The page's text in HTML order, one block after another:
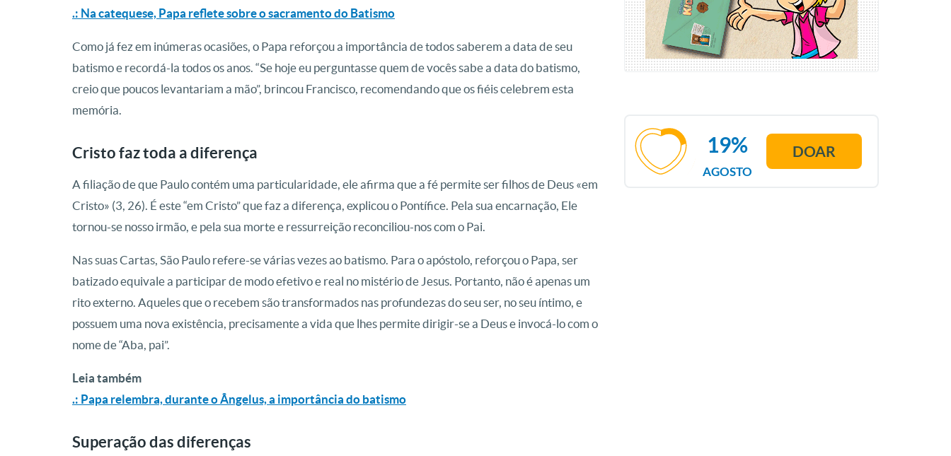
.: Na catequese, Papa reflete sobre o sacramento do Batismo
Como já fez em inúmeras ocasiões, o Papa reforçou a importância de todos saberem a data de seu
batismo e recordá-la todos os anos. “Se hoje eu perguntasse quem de vocês sabe a data do batismo,
creio que poucos levantariam a mão”, brincou Francisco, recomendando que os fiéis celebrem esta
memória.
Cristo faz toda a diferença
A filiação de que Paulo contém uma particularidade, ele afirma que a fé permite ser filhos de Deus «em
Cristo» (3, 26). É este “em Cristo” que faz a diferença, explicou o Pontífice. Pela sua encarnação, Ele
tornou-se nosso irmão, e pela sua morte e ressurreição reconciliou-nos com o Pai.
Nas suas Cartas, São Paulo refere-se várias vezes ao batismo. Para o apóstolo, reforçou o Papa, ser
batizado equivale a participar de modo efetivo e real no mistério de Jesus. Portanto, não é apenas um
rito externo. Aqueles que o recebem são transformados nas profundezas do seu ser, no seu íntimo, e
possuem uma nova existência, precisamente a vida que lhes permite dirigir-se a Deus e invocá-lo com o
nome de “Aba, pai”.
Leia também
.: Papa relembra, durante o Ângelus, a importância do batismo
Superação das diferenças
AGOSTO
19% DOAR